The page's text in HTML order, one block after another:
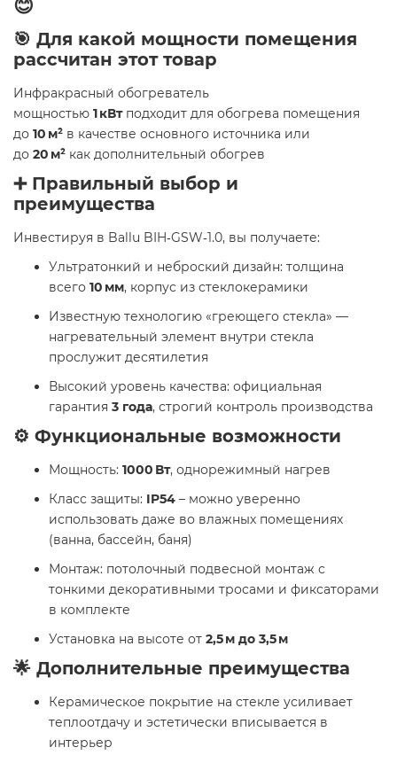
😊
🎯 Для какой мощности помещения
рассчитан этот товар
Инфракрасный обогреватель
мощностью 1 кВтподходит для обогрева помещения
до 10 м² в качестве основного источника или
до 20 м² как дополнительный обогрев
➕ Правильный выбор и
преимущества
Инвестируя в Ballu BIH‑GSW‑1.0, вы получаете:
Ультратонкий и неброский дизайн: толщина
всего 10 мм, корпус из стеклокерамики
Известную технологию «греющего стекла» —
нагревательный элемент внутри стекла
прослужит десятилетия
Высокий уровень качества: официальная
гарантия 3 года, строгий контроль производства
⚙️ Функциональные возможности
Мощность: 1000 Вт, однорежимный нагрев
Класс защиты: IP54 – можно уверенно
использовать даже во влажных помещениях
(ванна, бассейн, баня)
Монтаж: потолочный подвесной монтаж с
тонкими декоративными тросами и фиксаторами
в комплекте
Установка на высоте от 2,5 м до 3,5 м
🌟 Дополнительные преимущества
Керамическое покрытие на стекле усиливает
теплоотдачу и эстетически вписывается в
интерьер